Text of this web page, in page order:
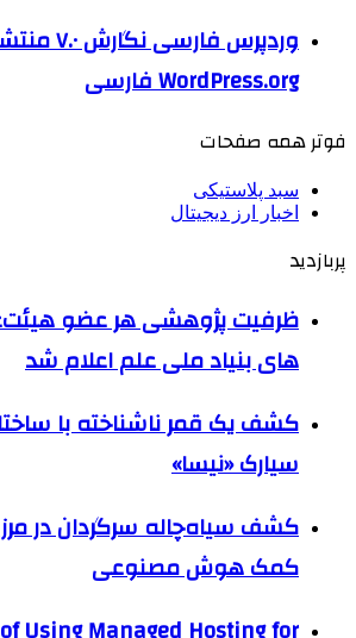
وردپرس فارسی
WordPress.org فارسی
فوتر همه صفحات
سبد پلاستیکی
اخبار ارز دیجیتال
پربازدید
ظرفیت پژوهشی هر عضو
های بنیاد ملی علم اعلام شد
کشف یک قمر ناشناخته با
سیارک «نیسا»
کشف سیاه‌چاله سرگردان در
کمک هوش مصنوعی